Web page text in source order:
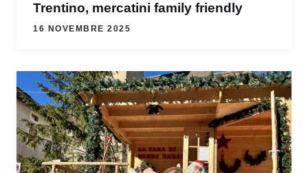
Trentino, mercatini family friendly
16 NOVEMBRE 2025